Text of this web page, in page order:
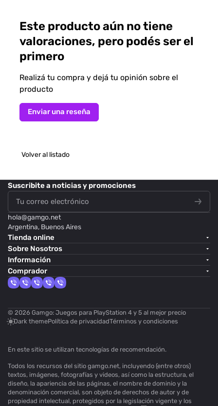
Este producto aún no tiene
valoraciones, pero podés ser el
primero
Realizá tu compra y dejá tu opinión sobre el
producto
Enviar una reseña
Volver al listado
Suscribitea noticias y promociones
hola@gamgo.net
Argentina, Buenos Aires
Tienda online
Sobre Nosotros
Información
Comprador
© 2026 Gamgo: Juegos para PlayStation 4 y 5 al mejor precio
Dark themePolítica de privacidadTérminos y condiciones
En este sitio se utilizan tecnologías de recomendación.
Todos los recursos del sitio gamgo.net, incluyendo (entre otros)
textos, imágenes, fotografías y videos, así como la estructura, el
diseño, la apariencia de las páginas, el nombre de dominio y la
denominación comercial, son objeto de derechos de autor y de
propiedad intelectual, protegidos por la legislación vigente y los